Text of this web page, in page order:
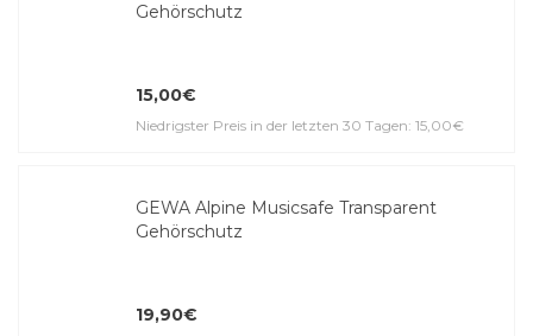
Gehörschutz
15,00€
Niedrigster Preis in der letzten 30 Tagen: 15,00€
GEWA Alpine Musicsafe Transparent
Gehörschutz
19,90€